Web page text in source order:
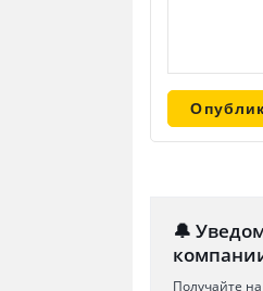
🔔
Получайте